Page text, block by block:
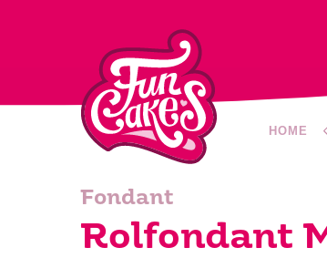
HOME
Fondant
Rolfondant